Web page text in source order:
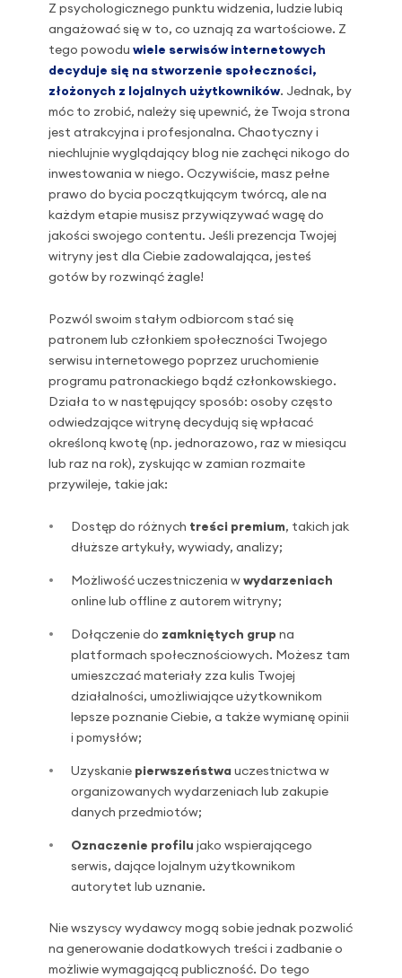
Z psychologicznego punktu widzenia, ludzie lubią
angażować się w to, co uznają za wartościowe. Z
tego powodu wiele serwisów internetowych
decyduje się na stworzenie społeczności,
złożonych z lojalnych użytkowników. Jednak, by
móc to zrobić, należy się upewnić, że Twoja strona
jest atrakcyjna i profesjonalna. Chaotyczny i
niechlujnie wyglądający blog nie zachęci nikogo do
inwestowania w niego. Oczywiście, masz pełne
prawo do bycia początkującym twórcą, ale na
każdym etapie musisz przywiązywać wagę do
jakości swojego contentu. Jeśli prezencja Twojej
witryny jest dla Ciebie zadowalająca, jesteś
gotów by rozwinąć żagle!
Pozwól swoim stałym odbiorcom stać się
patronem lub członkiem społeczności Twojego
serwisu internetowego poprzez uruchomienie
programu patronackiego bądź członkowskiego.
Działa to w następujący sposób: osoby często
odwiedzające witrynę decydują się wpłacać
określoną kwotę (np. jednorazowo, raz w miesiącu
lub raz na rok), zyskując w zamian rozmaite
przywileje, takie jak:
Dostęp do różnych treści premium, takich jak
dłuższe artykuły, wywiady, analizy;
Możliwość uczestniczenia w wydarzeniach
online lub offline z autorem witryny;
Dołączenie do zamkniętych grup na
platformach społecznościowych. Możesz tam
umieszczać materiały zza kulis Twojej
działalności, umożliwiające użytkownikom
lepsze poznanie Ciebie, a także wymianę opinii
i pomysłów;
Uzyskanie pierwszeństwa uczestnictwa w
organizowanych wydarzeniach lub zakupie
danych przedmiotów;
Oznaczenie profilu jako wspierającego
serwis, dające lojalnym użytkownikom
autorytet lub uznanie.
Nie wszyscy wydawcy mogą sobie jednak pozwolić
na generowanie dodatkowych treści i zadbanie o
możliwie wymagającą publiczność. Do tego